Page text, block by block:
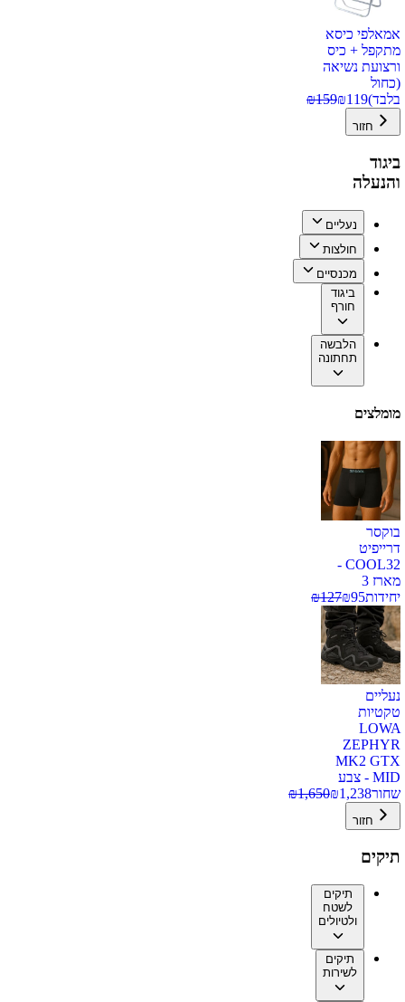
אמאלפי כיסא
מתקפל + כיס
ורצועת נשיאה
(כחול
בלבד)
₪119
₪159
חזור
ביגוד
והנעלה
נעליים
חולצות
מכנסיים
ביגוד
חורף
הלבשה
תחתונה
מומלצים
בוקסר
דרייפיט
COOL32 -
מארז 3
יחידות
₪95
₪127
נעליים
טקטיות
LOWA
ZEPHYR
MK2 GTX
MID - צבע
שחור
₪1,238
₪1,650
חזור
תיקים
תיקים
לשטח
ולטיולים
תיקים
לשירות